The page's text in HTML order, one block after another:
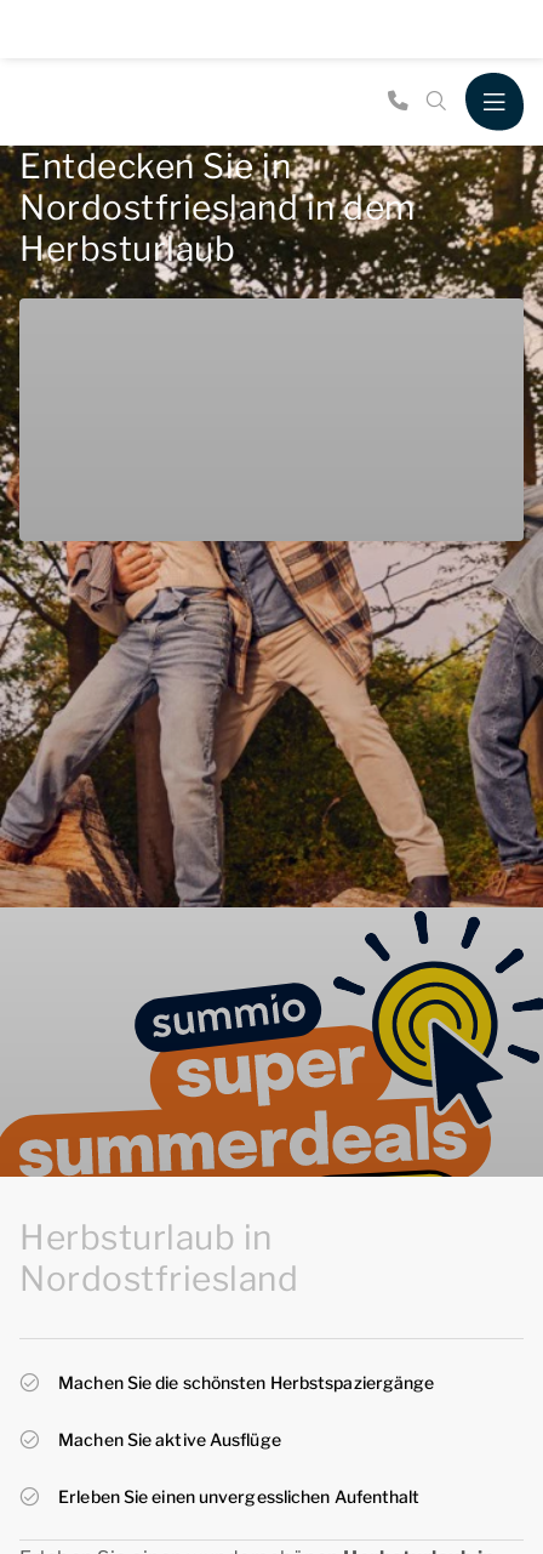
Entdecken Sie in
Nordostfriesland in dem
Herbsturlaub
Herbsturlaub in
Nordostfriesland
Machen Sie die schönsten Herbstspaziergänge
Machen Sie aktive Ausflüge
Erleben Sie einen unvergesslichen Aufenthalt